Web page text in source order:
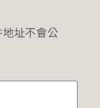
址不會公